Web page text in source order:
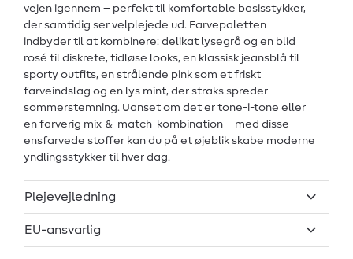
vejen igennem – perfekt til komfortable basisstykker,
der samtidig ser velplejede ud. Farvepaletten
indbyder til at kombinere: delikat lysegrå og en blid
rosé til diskrete, tidløse looks, en klassisk jeansblå til
sporty outfits, en strålende pink som et friskt
farveindslag og en lys mint, der straks spreder
sommerstemning. Uanset om det er tone-i-tone eller
en farverig mix-&-match-kombination – med disse
ensfarvede stoffer kan du på et øjeblik skabe moderne
yndlingsstykker til hver dag.
Plejevejledning
EU-ansvarlig